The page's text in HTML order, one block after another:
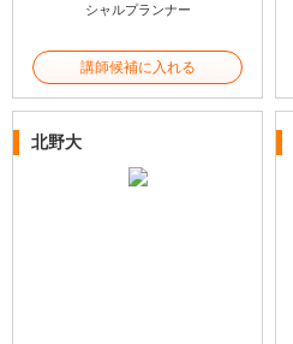
シャルプランナー
講師候補に入れる
北野大